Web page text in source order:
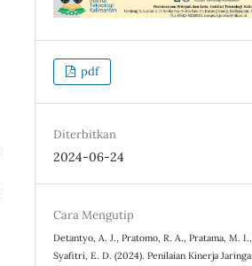
pdf
Diterbitkan
2024-06-24
Cara Mengutip
Detantyo, A. J., Pratomo, R. A., Pratama, M.
Syafitri, E. D. (2024). Penilaian Kinerja